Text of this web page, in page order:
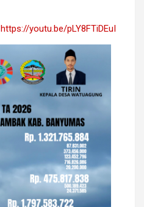
https://youtu.be/pLY8FTiDEuI